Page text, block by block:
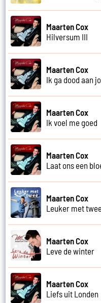
Maarten Cox
Hilversum III
Maarten Cox
Ik ga dood aan
Maarten Cox
Ik voel me goed
Maarten Cox
Laat ons een
Maarten Cox
Leuker met
Maarten Cox
Leve de winter
Maarten Cox
Liefs uit Londen